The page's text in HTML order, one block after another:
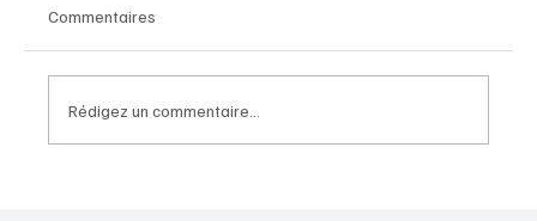
Commentaires
Rédigez un commentaire...